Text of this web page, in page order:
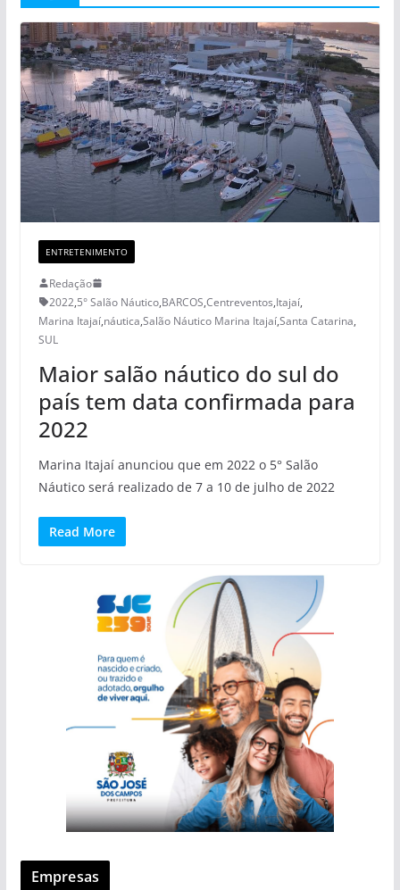
ENTRETENIMENTO
Redação
2022,5° Salão Náutico,BARCOS,Centreventos,Itajaí,
Marina Itajaí,náutica,Salão Náutico Marina Itajaí,Santa Catarina,
SUL
Maior salão náutico do sul do
país tem data confirmada para
2022
Marina Itajaí anunciou que em 2022 o 5° Salão
Náutico será realizado de 7 a 10 de julho de 2022
Read More
Empresas